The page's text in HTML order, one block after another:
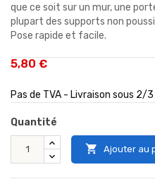
que ce soit sur un mur, une
plupart des supports non
Pose rapide et facile.
5,80 €
Pas de TVA - Livraison sous 2/
Quantité
 Ajouter au